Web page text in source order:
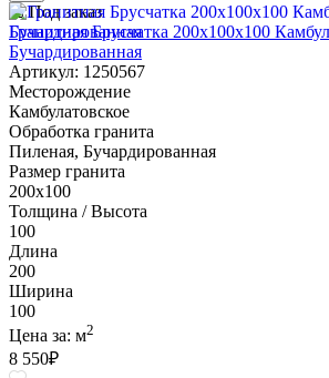
Под заказ
Гранитная Брусчатка 200х100x100
Бучардированная
Артикул: 1250567
Месторождение
Камбулатовское
Обработка гранита
Пиленая, Бучардированная
Размер гранита
200х100
Толщина / Высота
100
Длина
200
Ширина
100
Цена за: м2
8 550₽